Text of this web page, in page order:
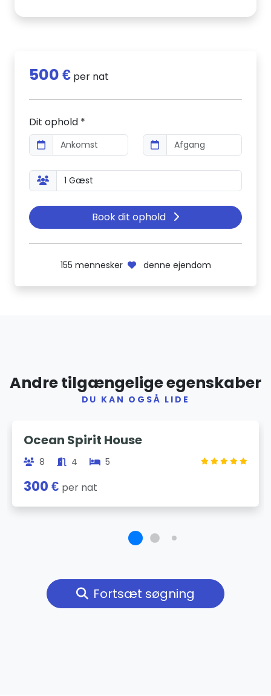
500 € per nat
Dit ophold *
Book dit ophold
155 mennesker denne ejendom
Andre tilgængelige egenskaber
DU KAN OGSÅ LIDE
Ocean Spirit House
8 4 5
300 € per nat
Fortsæt søgning